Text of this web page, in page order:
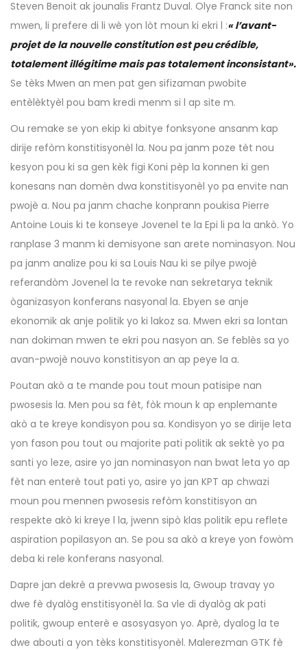
Steven Benoit ak jounalis Frantz Duval. Olye Franck site non
mwen, li prefere di li wè yon lòt moun ki ekri l :« l’avant-
projet de la nouvelle constitution est peu crédible,
totalement illégitime mais pas totalement inconsistant».
Se tèks Mwen an men pat gen sifizaman pwobite
entèlèktyèl pou bam kredi menm si l ap site m.
Ou remake se yon ekip ki abitye fonksyone ansanm kap
dirije refòm konstitisyonèl la. Nou pa janm poze tèt nou
kesyon pou ki sa gen kèk figi Koni pèp la konnen ki gen
konesans nan domèn dwa konstitisyonèl yo pa envite nan
pwojè a. Nou pa janm chache konprann poukisa Pierre
Antoine Louis ki te konseye Jovenel te la Epi li pa la ankò. Yo
ranplase 3 manm ki demisyone san arete nominasyon. Nou
pa janm analize pou ki sa Louis Nau ki se pilye pwojè
referandòm Jovenel la te revoke nan sekretarya teknik
òganizasyon konferans nasyonal la. Ebyen se anje
ekonomik ak anje politik yo ki lakoz sa. Mwen ekri sa lontan
nan dokiman mwen te ekri pou nasyon an. Se feblès sa yo
avan-pwojè nouvo konstitisyon an ap peye la a.
Poutan akò a te mande pou tout moun patisipe nan
pwosesis la. Men pou sa fèt, fòk moun k ap enplemante
akò a te kreye kondisyon pou sa. Kondisyon yo se dirije leta
yon fason pou tout ou majorite pati politik ak sektè yo pa
santi yo leze, asire yo jan nominasyon nan bwat leta yo ap
fèt nan enterè tout pati yo, asire yo jan KPT ap chwazi
moun pou mennen pwosesis refòm konstitisyon an
respekte akò ki kreye l la, jwenn sipò klas politik epu reflete
aspiration popilasyon an. Se pou sa akò a kreye yon fowòm
deba ki rele konferans nasyonal.
Dapre jan dekrè a prevwa pwosesis la, Gwoup travay yo
dwe fè dyalòg enstitisyonèl la. Sa vle di dyalòg ak pati
politik, gwoup enterè e asosyasyon yo. Aprè, dyalog la te
dwe abouti a yon tèks konstitisyonèl. Malerezman GTK fè